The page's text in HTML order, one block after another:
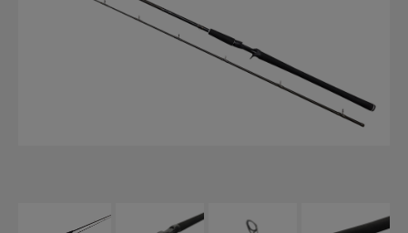
Spön för gäddfiske